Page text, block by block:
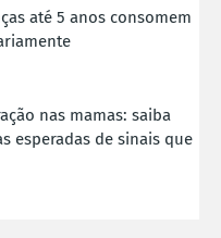
até 5 anos consomem
nas mamas: saiba
esperadas de sinais que